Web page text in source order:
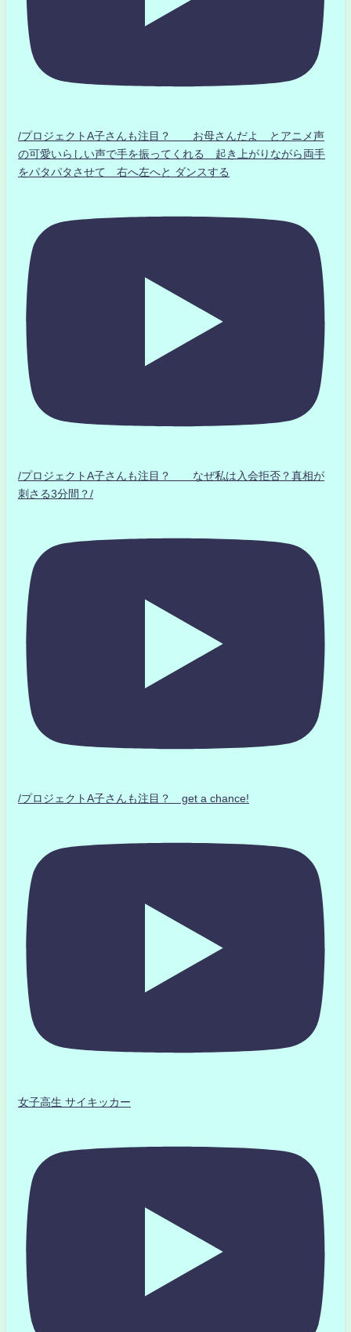
/プロジェクトA子さんも注目？ お母さんだよ とアニメ声
の可愛いらしい声で手を振ってくれる 起き上がりながら両手
をパタパタさせて 右へ左へと ダンスする
/プロジェクトA子さんも注目？ なぜ私は入会拒否？真相が
刺さる3分間？/
/プロジェクトA子さんも注目？ get a chance!
女子高生 サイキッカー